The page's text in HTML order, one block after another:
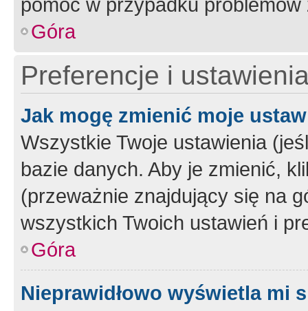
Góra
Preferencje i
Jak mogę zmienić moje
Wszystkie Twoje ustawienia
bazie danych. Aby je zmienić,
(przeważnie znajdujący się na
wszystkich Twoich ustawień i
Góra
Nieprawidłowo wyświetla mi